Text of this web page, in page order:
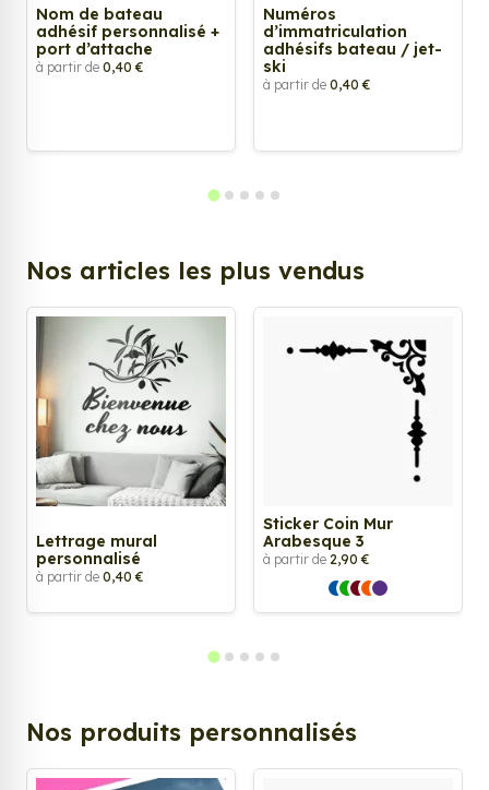
Nom de bateau
adhésif personnalisé +
port d’attache
à partir de 0,40 €
Numéros
d’immatriculation
adhésifs bateau / jet-
ski
à partir de 0,40 €
Nos articles les plus vendus
Lettrage mural
personnalisé
à partir de 0,40 €
Sticker Coin Mur
Arabesque 3
à partir de 2,90 €
Nos produits personnalisés